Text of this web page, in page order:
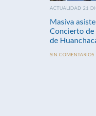
ACTUALIDAD 21
Masiva
Concierto de
de
SIN COMENTARIOS